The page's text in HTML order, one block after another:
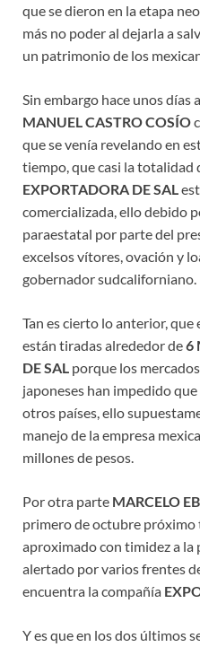
que se dieron en la etapa
más no poder al dejarla a
un patrimonio de los
Sin embargo hace unos días
MANUEL CASTRO COSÍO
que se venía revelando en
tiempo, que casi la totalidad
EXPORTADORA DE SAL
comercializada, ello debido
paraestatal por parte del
excelsos vítores, ovación y
gobernador sudcaliforniano.
Tan es cierto lo anterior, que
están tiradas alrededor de6
DE SAL porque los
japoneses han impedido
otros países, ello
manejo de la empresa
millones de pesos.
Por otra parte MARCELO
primero de octubre próximo
aproximado con timidez a la
alertado por varios frentes
encuentra la compañía
Y es que en los dos últimos